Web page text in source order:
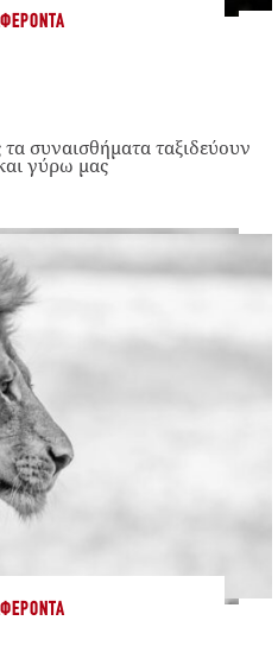
συναισθήματα ταξιδεύουν
γύρω μας